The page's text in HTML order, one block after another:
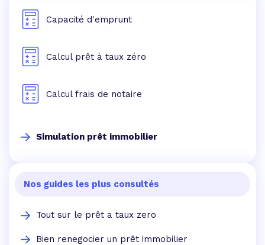
Capacité d'emprunt
Calcul prêt à taux zéro
Calcul frais de notaire
Simulation prêt immobilier
Nos guides les plus consultés
Tout sur le prêt a taux zero
Bien renegocier un prêt immobilier